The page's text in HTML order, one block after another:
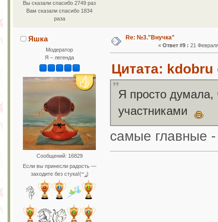
Вы сказали спасибо 2749 раз
Вам сказали спасибо 1834
раза
Яшка
Модератор
Я – легенда
Сообщений: 16829
Если вы принесли радость —
заходите без стука!(ړײ)
Re: №3."Внучка"
« Ответ #9 : 21
Цитата: kdobru
Я просто думала,
участниками
самые главные